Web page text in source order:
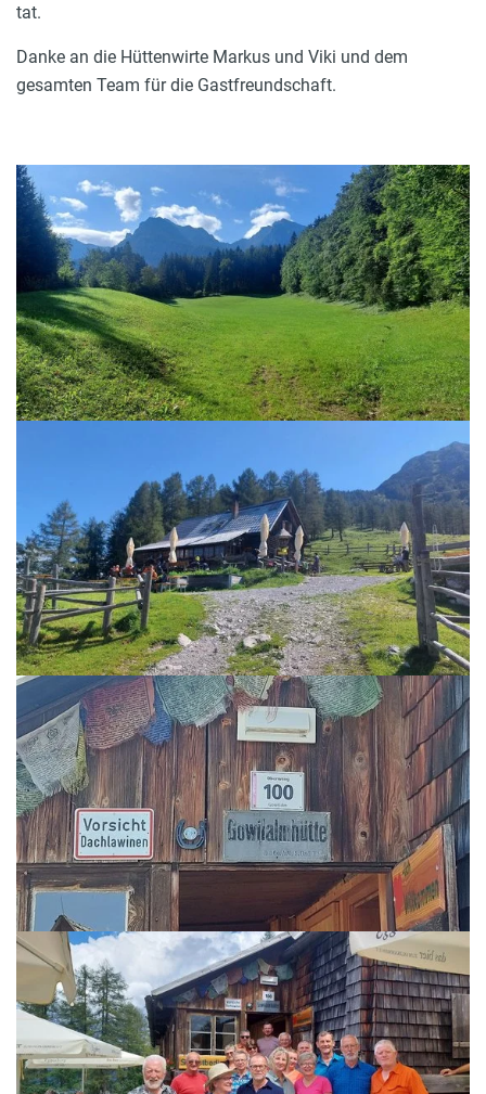
tat.
Danke an die Hüttenwirte Markus und Viki und dem
gesamten Team für die Gastfreundschaft.